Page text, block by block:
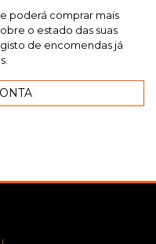
poderá comprar mais
o estado das suas
de encomendas já